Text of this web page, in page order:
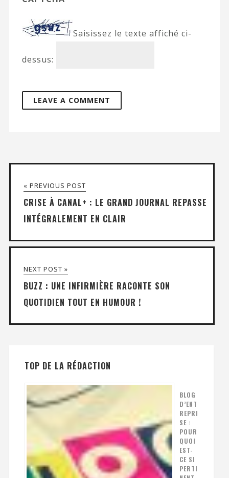
Saisissez le texte affiché ci-
dessus:
« PREVIOUS POST
CRISE À CANAL+ : LE GRAND JOURNAL REPASSE
INTÉGRALEMENT EN CLAIR
NEXT POST »
BUZZ : UNE INFIRMIÈRE RACONTE SON
QUOTIDIEN TOUT EN HUMOUR !
TOP DE LA RÉDACTION
BLOG
D’ENT
REPRI
SE :
POUR
QUOI
EST-
CE SI
PERTI